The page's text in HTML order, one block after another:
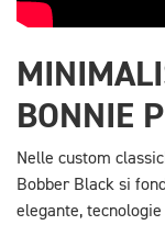
BONNIE
Nelle custom
Bobber Black si
elegante,